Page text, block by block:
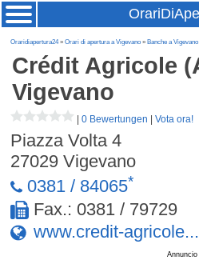
Oraridiapertura24»Orari di apertura a Vigevano » Banche a Vigevano
Crédit Agricole
Vigevano
|0 Bewertungen |Vota ora!
Piazza Volta 4
27029 Vigevano
0381 / 84065*
Fax.: 0381 / 79729
www.credit-
Annuncio